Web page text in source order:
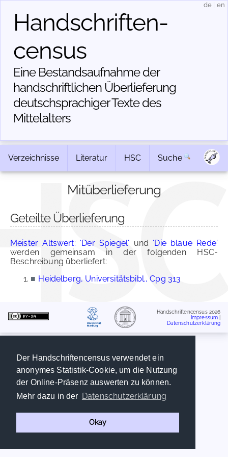
Der Handschriftencensus verwendet ein
anonymes Statistik-Cookie, um die Nutzung
der Online-Präsenz auswerten zu können.
Mehr dazu in der Datenschutzerklärung
Okay
Handschriften­
census
Eine Bestandsaufnahme der
handschriftlichen Über­lieferung
deutschsprachiger Texte des
Mittelalters
de en
Verzeichnisse Literatur HSC Suche
Mitüberlieferung
Geteilte Überlieferung
Meister Altswert: 'Der Spiegel' und 'Die blaue Rede'
werden gemeinsam in der folgenden HSC-
Beschreibung überliefert:
■ Heidelberg, Universitätsbibl., Cpg 313
Handschriftencensus 2026
Impressum
Datenschutzerklärung